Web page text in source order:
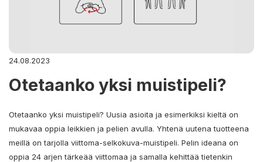
24.08.2023
Otetaanko yksi muistipeli?
Otetaanko yksi muistipeli? Uusia asioita ja esimerkiksi kieltä on
mukavaa oppia leikkien ja pelien avulla. Yhtenä uutena tuotteena
meillä on tarjolla viittoma-selkokuva-muistipeli. Pelin ideana on
oppia 24 arjen tärkeää viittomaa ja samalla kehittää tietenkin